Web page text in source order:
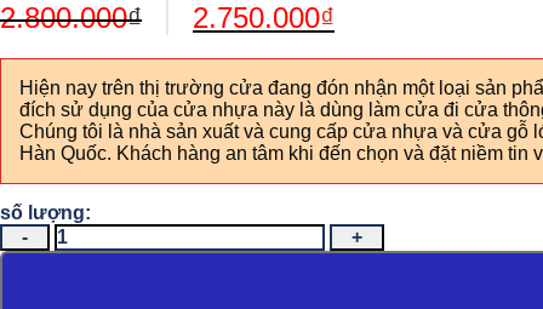
2.800.000₫ 2.800.000₫.2.750.000₫2.750.000₫.
Hiện nay trên thị trường cửa đang đón nhận một loại sản
đích sử dụng của cửa nhựa này là dùng làm cửa đi cửa
Chúng tôi là nhà sản xuất và cung cấp cửa nhựa và cửa
Hàn Quốc. Khách hàng an tâm khi đến chọn và đặt niềm tin
CỬA
NHỰA